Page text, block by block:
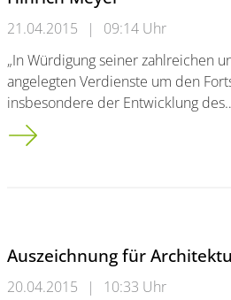
21.04.2015 |
09:14 Uhr
„In Würdigung seiner zahlreichen
angelegten Verdienste um den
insbesondere der Entwicklung
Ehrenvolle Auszeichnung für
Auszeichnung für
20.04.2015 |
10:33 Uhr